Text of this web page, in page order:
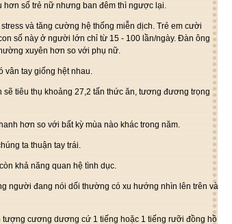
hơn số trẻ nữ nhưng ban đêm thì ngược lại.
và tăng cường hệ thống miễn dịch. Trẻ em cười
số này ở người lớn chỉ từ 15 - 100 lần/ngày. Đàn ông
xuyên hơn so với phụ nữ.
vân tay giống hệt nhau.
sẽ tiêu thụ khoảng 27,2 tấn thức ăn, tương đương trọng
hơn so với bất kỳ mùa nào khác trong năm.
ta thuận tay trái.
khả năng quan hệ tình dục.
người đang nói dối thường có xu hướng nhìn lên trên và
tượng cương dương cứ 1 tiếng hoặc 1 tiếng rưỡi đồng hồ